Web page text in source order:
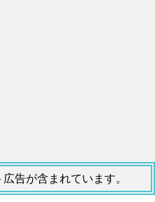
告が含まれています。